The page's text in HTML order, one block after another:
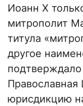
Иоанн Х
митрополит
титула
другое
юрисдикцию